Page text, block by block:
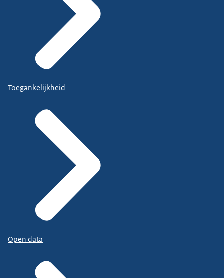
Toegankelijkheid
Open data